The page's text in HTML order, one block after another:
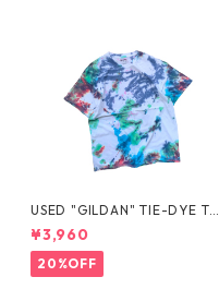
USED "GILDAN" TIE-DYE TE
E
¥3,960
20%OFF